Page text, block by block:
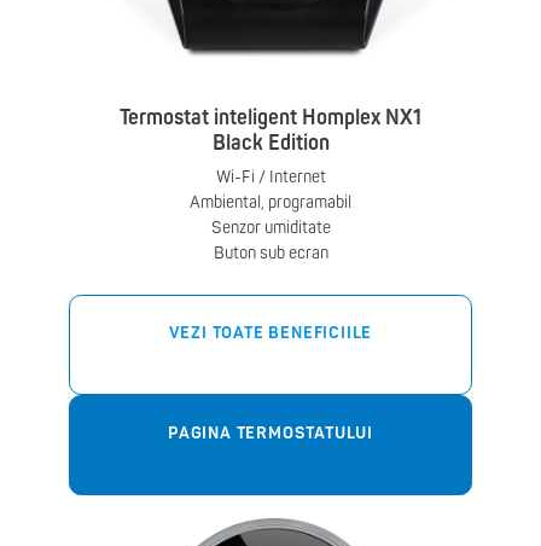
Termostat inteligent Homplex NX1
Black Edition
Wi-Fi / Internet
Ambiental, programabil
Senzor umiditate
Buton sub ecran
VEZI TOATE BENEFICIILE
PAGINA TERMOSTATULUI